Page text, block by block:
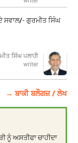
ਗੁਰਮੀਤ ਸਿੰਘ
ਸਿੰਘ ਪਲਾਹੀ
writer
→ ਬਾਕੀ ਬਲੌਗਜ਼ / ਲੇਖ
ਨੂੰ ਅਸਤੀਫਾ ਚਾਹੀਦਾ